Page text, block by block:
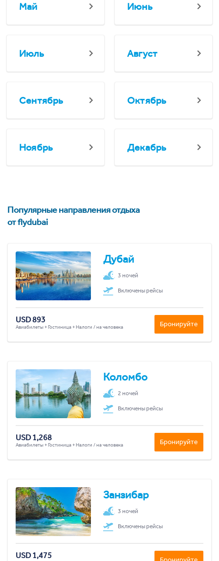
Май Июнь
Июль Август
Сентябрь Октябрь
Ноябрь Декабрь
Популярные направления отдыха
от flydubai
Дубай
3 ночей
Включены рейсы
USD 893
Авиабилеты + Гостиница + Налоги / на человека Бронируйте
Коломбо
2 ночей
Включены рейсы
USD 1,268
Авиабилеты + Гостиница + Налоги / на человека Бронируйте
Занзибар
3 ночей
Включены рейсы
USD 1,475